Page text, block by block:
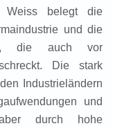
Weiss belegt die
und die
die auch vor
Die stark
Industrieländern
und
durch hohe